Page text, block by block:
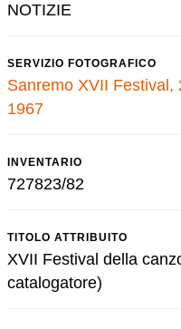
NOTIZIE
SERVIZIO FOTOGRAFICO
Sanremo XVII
1967
INVENTARIO
727823/82
TITOLO ATTRIBUITO
XVII Festival della
catalogatore)